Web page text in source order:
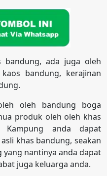
bandung, ada juga oleh
bandung, kerajinan
oleh bandung boga
produk oleh oleh khas
anda dapat
khas bandung, seakan
nantinya anda dapat
juga keluarga anda.